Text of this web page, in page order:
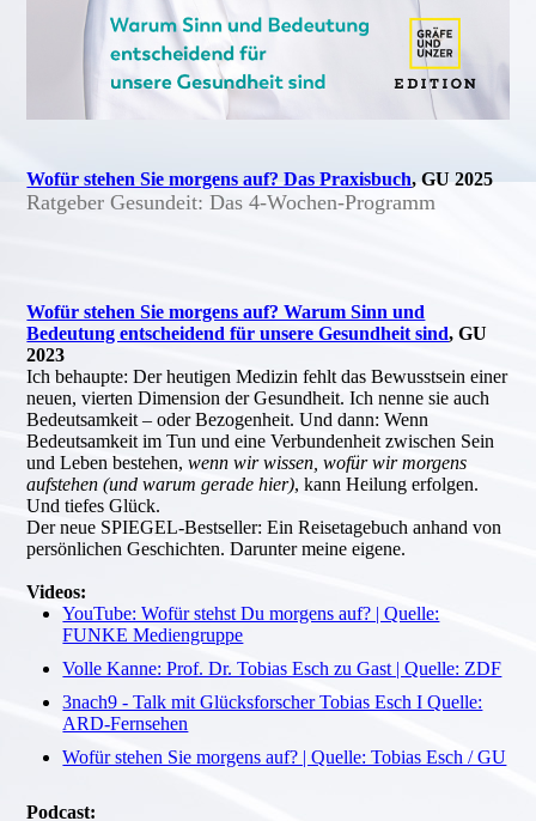
Wofür stehen Sie morgens auf? Das Praxisbuch, GU 2025
Ratgeber Gesundeit: Das 4-Wochen-Programm
Wofür stehen Sie morgens auf? Warum Sinn und
Bedeutung entscheidend für unsere Gesundheit sind, GU
2023
Ich behaupte: Der heutigen Medizin fehlt das Bewusstsein einer
neuen, vierten Dimension der Gesundheit. Ich nenne sie auch
Bedeutsamkeit – oder Bezogenheit. Und dann: Wenn
Bedeutsamkeit im Tun und eine Verbundenheit zwischen Sein
und Leben bestehen,wenn wir wissen, wofür wir morgens
aufstehen (und warum gerade hier), kann Heilung erfolgen.
Und tiefes Glück.
Der neue SPIEGEL-Bestseller: Ein Reisetagebuch anhand von
persönlichen Geschichten. Darunter meine eigene.
Videos:
YouTube: Wofür stehst Du morgens auf? | Quelle:
FUNKE Mediengruppe
Volle Kanne: Prof. Dr. Tobias Esch zu Gast | Quelle: ZDF
3nach9 - Talk mit Glücksforscher Tobias Esch I Quelle:
ARD-Fernsehen
Wofür stehen Sie morgens auf? | Quelle: Tobias Esch / GU
Podcast: